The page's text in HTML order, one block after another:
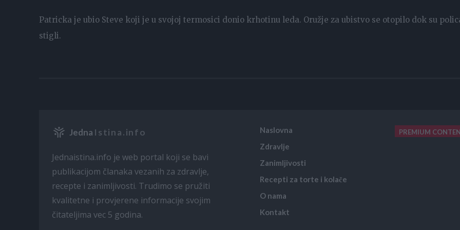
Patricka je ubio Steve koji je u svojoj termosici donio krhotinu leda. Oružje za ubistvo se otopilo dok su
stigli.
Jedna Istina.info
Jednaistina.info je web portal koji se bavi
publikacijom članaka vezanih za zdravlje,
recepte i zanimljivosti. Trudimo se pružiti
kvalitetne i provjerene informacije svojim
čitateljima vec 5 godina.
Naslovna
Zdravlje
Zanimljivosti
Recepti za torte i kolače
O nama
Kontakt
PREMIUM